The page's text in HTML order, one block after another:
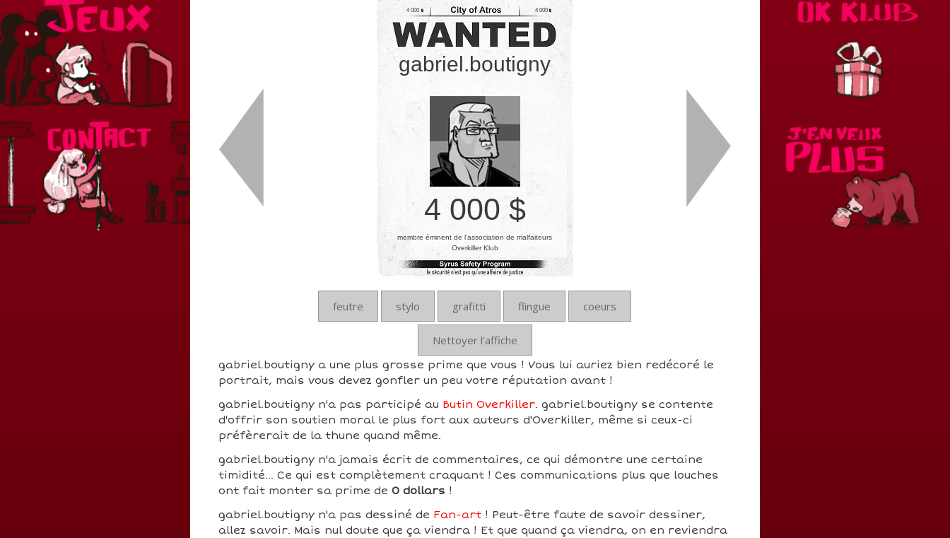
4 000
gabriel.boutigny
4 000
4 000 $
membre éminent de l’association de malfaiteurs
Overkiller Klub
feutre stylo grafitti flingue coeurs
Nettoyer l'affiche
gabriel.boutigny a une plus grosse prime que vous ! Vous lui auriez bien redécoré le
portrait, mais vous devez gonfler un peu votre réputation avant !
gabriel.boutigny n'a pas participé au Butin Overkiller. gabriel.boutigny se contente
d'offrir son soutien moral le plus fort aux auteurs d'Overkiller, même si ceux-ci
préfèrerait de la thune quand même.
gabriel.boutigny n'a jamais écrit de commentaires, ce qui démontre une certaine
timidité... Ce qui est complètement craquant ! Ces communications plus que louches
ont fait monter sa prime de 0 dollars !
gabriel.boutigny n'a pas dessiné de Fan-art! Peut-être faute de savoir dessiner,
allez savoir. Mais nul doute que ça viendra ! Et que quand ça viendra, on en reviendra